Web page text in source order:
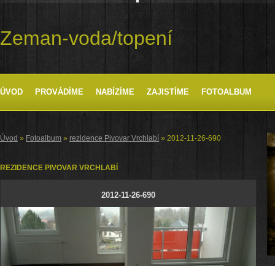
Zeman-voda/topení
ÚVOD PROVÁDÍME NABÍZÍME ZAJISTÍME FOTOALBUM
Úvod » Fotoalbum » rezidence Pivovar Vrchlabí » 2012-11-26-690
REZIDENCE PIVOVAR VRCHLABÍ
2012-11-26-690